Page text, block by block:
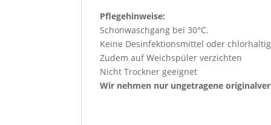
Pflegehinweise:
Schonwaschgang bei 30°C.
Keine Desinfektionsmittel oder
Zudem auf Weichspüler verzichten
Nicht Trockner geeignet
Wir nehmen nur ungetragene